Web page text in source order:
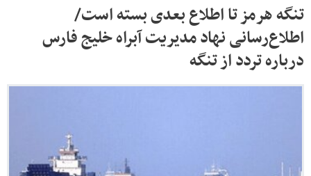
تنگه هرمز تا اطلاع بعدی بسته است/
اطلاع‌رسانی نهاد مدیریت آبراه خلیج فارس
درباره تردد از تنگه